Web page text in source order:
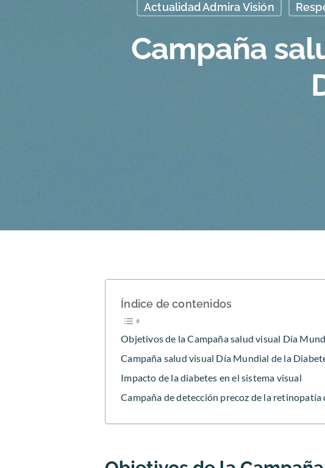
Actualidad Admira Visión
Campaña
Índice de contenidos
Objetivos de la Campaña salud visual Día
Campaña salud visual Día Mundial de la
Impacto de la diabetes en el sistema visual
Campaña de detección precoz de la retinopatía